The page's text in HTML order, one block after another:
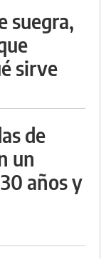
suegra,
sirve
de
un
años y